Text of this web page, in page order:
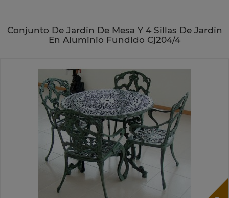
Conjunto De Jardín De Mesa Y 4 Sillas De Jardín
En Aluminio Fundido Cj204/4